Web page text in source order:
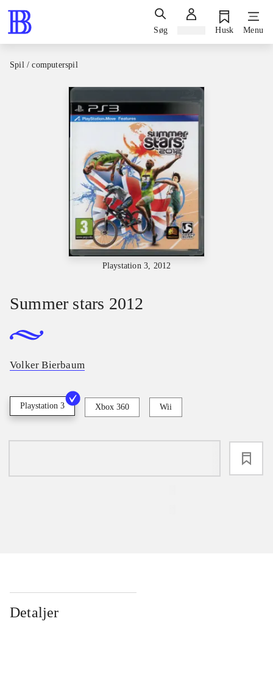
Søg Husk Menu
Spil / computerspil
Playstation 3, 2012
Summer stars 2012
Volker Bierbaum
Playstation 3 Xbox 360 Wii
Detaljer